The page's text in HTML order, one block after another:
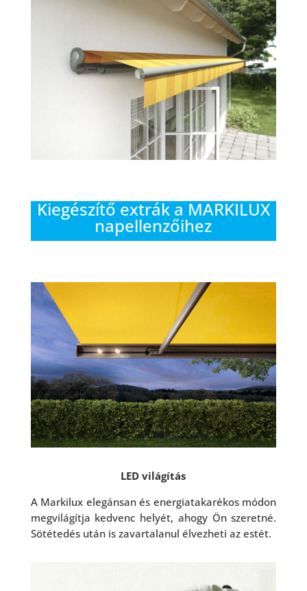
Kiegészítő extrák a MARKILUX
napellenzőihez
LED világítás
A Markilux elegánsan és energiatakarékos módon
megvilágítja kedvenc helyét, ahogy Ön szeretné.
Sötétedés után is zavartalanul élvezheti az estét.